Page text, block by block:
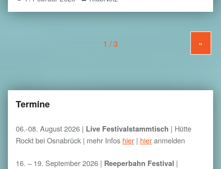
»
Termine
06.-08. August 2026 | Live Festivalstammtisch | Hütte
Rockt bei Osnabrück | mehr Infos hier | hieranmelden
16. – 19. September 2026 | Reeperbahn Festival |